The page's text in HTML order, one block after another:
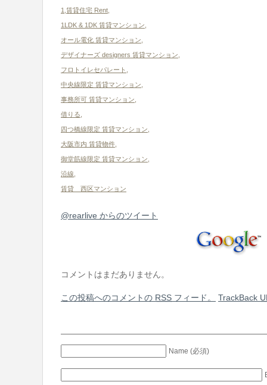
1,賃貸住宅 Rent,
1LDK & 1DK 賃貸マンション,
オール電化 賃貸マンション,
デザイナーズ designers 賃貸マンション,
フロトイレセパレート ,
中央線限定 賃貸マンション,
事務所可 賃貸マンション,
借りる,
四つ橋線限定 賃貸マンション,
大阪市内 賃貸物件,
御堂筋線限定 賃貸マンション,
沿線,
賃貸 西区マンション
@rearlive からのツイート
コメントはまだありません。
この投稿へのコメントの RSS フィード。 TrackBack
Name (必須)